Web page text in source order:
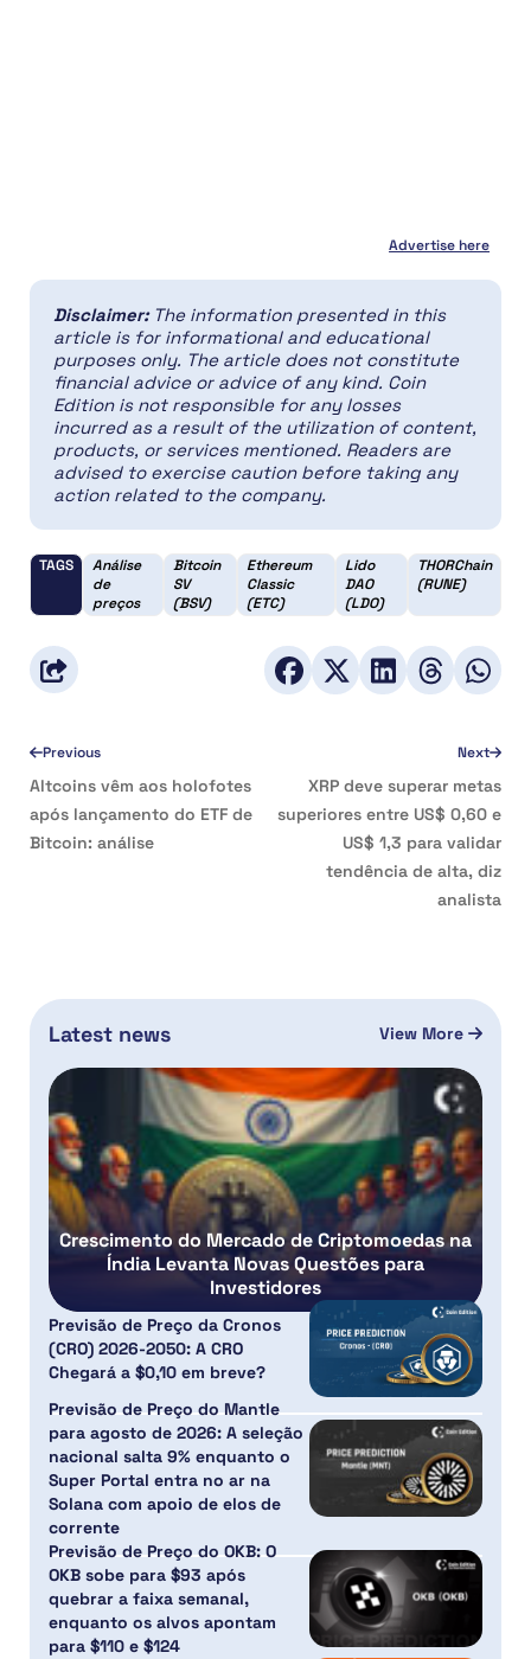
Advertise here
Disclaimer: The information presented in this
article is for informational and educational
purposes only. The article does not constitute
financial advice or advice of any kind. Coin
Edition is not responsible for any losses
incurred as a result of the utilization of content,
products, or services mentioned. Readers are
advised to exercise caution before taking any
action related to the company.
TAGS
Análise
de
preços
Bitcoin
SV
(BSV)
Ethereum
Classic
(ETC)
Lido
DAO
(LDO)
THORChain
(RUNE)
Previous
Altcoins vêm aos holofotes
após lançamento do ETF de
Bitcoin: análise
Next
XRP deve superar metas
superiores entre US$ 0,60 e
US$ 1,3 para validar
tendência de alta, diz
analista
Latest news View More
Crescimento do Mercado de Criptomoedas na
Índia Levanta Novas Questões para
Investidores
Previsão de Preço da Cronos
(CRO) 2026-2050: A CRO
Chegará a $0,10 em breve?
Previsão de Preço do Mantle
para agosto de 2026: A seleção
nacional salta 9% enquanto o
Super Portal entra no ar na
Solana com apoio de elos de
corrente
Previsão de Preço do OKB: O
OKB sobe para $93 após
quebrar a faixa semanal,
enquanto os alvos apontam
para $110 e $124